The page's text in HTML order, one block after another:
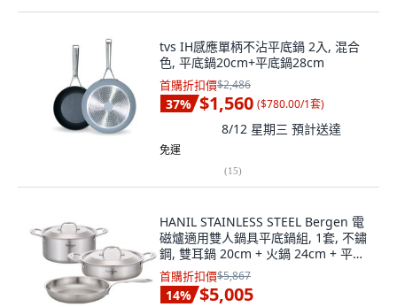
tvs IH感應單柄不沾平底鍋 2入, 混合
色, 平底鍋20cm+平底鍋28cm
首購折扣價$2,486
37% $1,560 ($780.00/1套)
8/12 星期三 預計送達
免運
(15)
HANIL STAINLESS STEEL Bergen 電
磁爐適用雙人鍋具平底鍋組, 1套, 不鏽
鋼, 雙耳鍋 20cm + 火鍋 24cm + 平底
鍋 26cm
首購折扣價$5,867
14% $5,005